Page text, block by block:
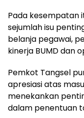
Pada kesempatan
sejumlah isu
belanja pegawai,
kinerja BUMD dan
Pemkot Tangsel
apresiasi atas
menekankan
dalam penentuan